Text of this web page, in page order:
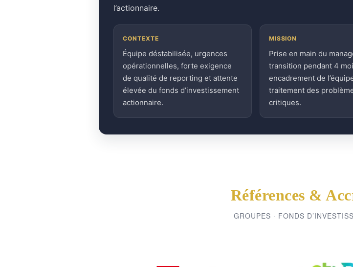
l’actionnaire.
CONTEXTE
Équipe déstabilisée, urgences
opérationnelles, forte exigence
de qualité de reporting et attente
élevée du fonds d’investissement
actionnaire.
MISSION
Prise en main du
transition pendant 4
encadrement de
traitement des
critiques.
Références &
GROUPES · FONDS